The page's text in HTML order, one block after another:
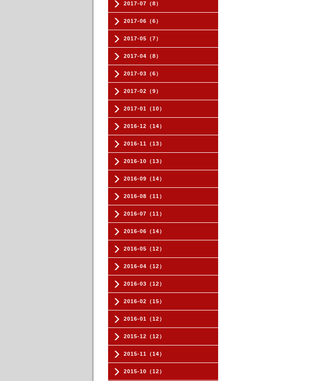
2017-07（8）
2017-06（6）
2017-05（7）
2017-04（8）
2017-03（6）
2017-02（9）
2017-01（10）
2016-12（14）
2016-11（13）
2016-10（13）
2016-09（14）
2016-08（11）
2016-07（11）
2016-06（14）
2016-05（12）
2016-04（12）
2016-03（12）
2016-02（15）
2016-01（12）
2015-12（12）
2015-11（14）
2015-10（12）